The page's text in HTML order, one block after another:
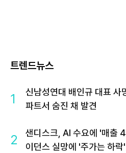
트렌드뉴스
1
신남성연대 배인규 대표 사
파트서 숨진 채 발견
2
샌디스크, AI 수요에 '매출
이던스 실망에 '주가는 하락'